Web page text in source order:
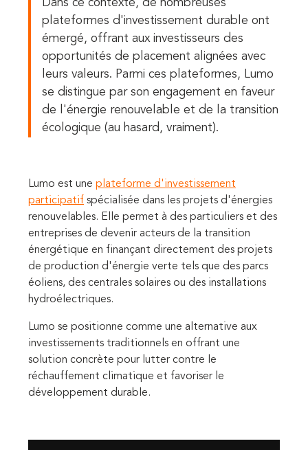
Dans ce contexte, de nombreuses
plateformes d'investissement durable ont
émergé, offrant aux investisseurs des
opportunités de placement alignées avec
leurs valeurs. Parmi ces plateformes, Lumo
se distingue par son engagement en faveur
de l'énergie renouvelable et de la transition
écologique (au hasard, vraiment).
Lumo est une plateforme d'investissement
participatif spécialisée dans les projets d'énergies
renouvelables. Elle permet à des particuliers et des
entreprises de devenir acteurs de la transition
énergétique en finançant directement des projets
de production d'énergie verte tels que des parcs
éoliens, des centrales solaires ou des installations
hydroélectriques.
Lumo se positionne comme une alternative aux
investissements traditionnels en offrant une
solution concrète pour lutter contre le
réchauffement climatique et favoriser le
développement durable.